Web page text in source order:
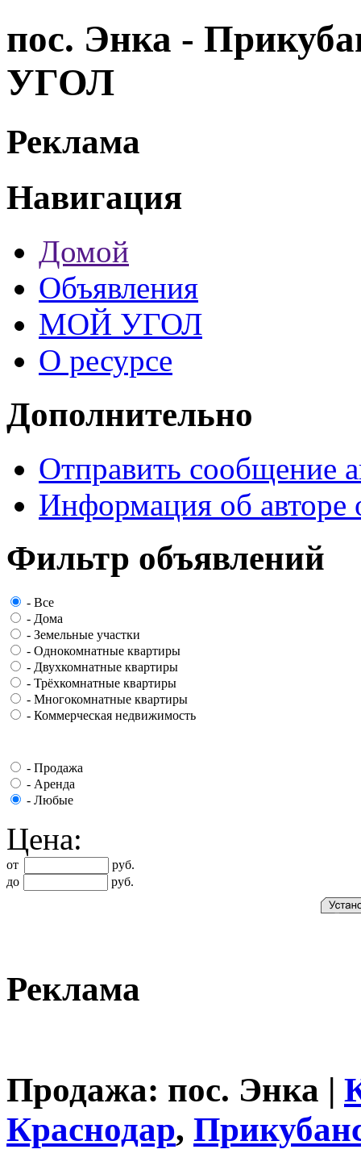
пос. Энка -
УГОЛ
Реклама
Навигация
Домой
Объявления
МОЙ УГОЛ
О ресурсе
Дополнительно
Отправить сообщение
Информация об авторе
Фильтр объявлений
- Все
- Дома
- Земельные участки
- Однокомнатные квартиры
- Двухкомнатные квартиры
- Трёхкомнатные квартиры
- Многокомнатные квартиры
- Коммерческая недвижимость
- Продажа
- Аренда
- Любые
Цена:
от
руб.
до
руб.
Реклама
Продажа: пос. Энка |
Краснодар,